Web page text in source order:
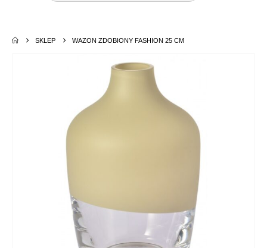
SKLEP WAZON ZDOBIONY FASHION 25 CM